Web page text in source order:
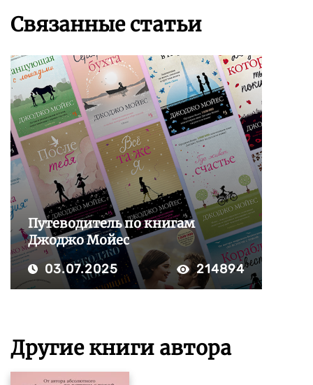
Связанные статьи
Путеводитель по книгам
Джоджо Мойес
03.07.2025 214894
Другие книги автора